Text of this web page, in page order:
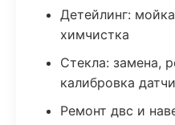
Детейлинг:
химчистка
Стекла: замена,
калибровка
Ремонт двс и